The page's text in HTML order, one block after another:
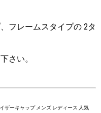
フレームスタイプの 2タ
さい。
ザーキャップ メンズ レディース 人気